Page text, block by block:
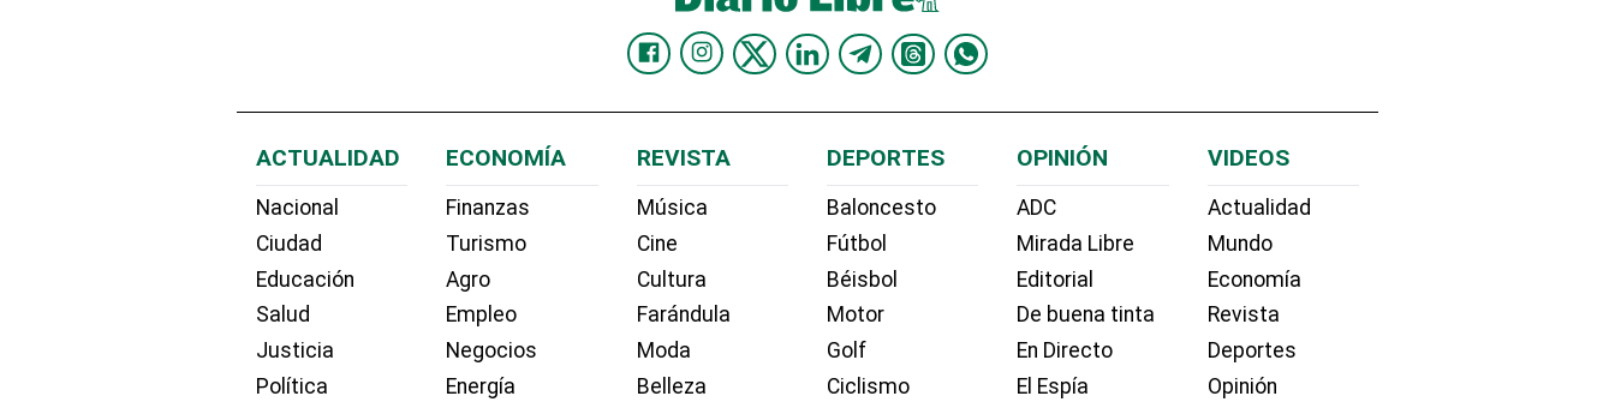
ACTUALIDAD
Nacional
Ciudad
Educación
Salud
Justicia
Política
ECONOMÍA
Finanzas
Turismo
Agro
Empleo
Negocios
Energía
REVISTA
Música
Cine
Cultura
Farándula
Moda
Belleza
DEPORTES
Baloncesto
Fútbol
Béisbol
Motor
Golf
Ciclismo
OPINIÓN
ADC
Mirada Libre
Editorial
De buena tinta
En Directo
El Espía
VIDEOS
Actualidad
Mundo
Economía
Revista
Deportes
Opinión